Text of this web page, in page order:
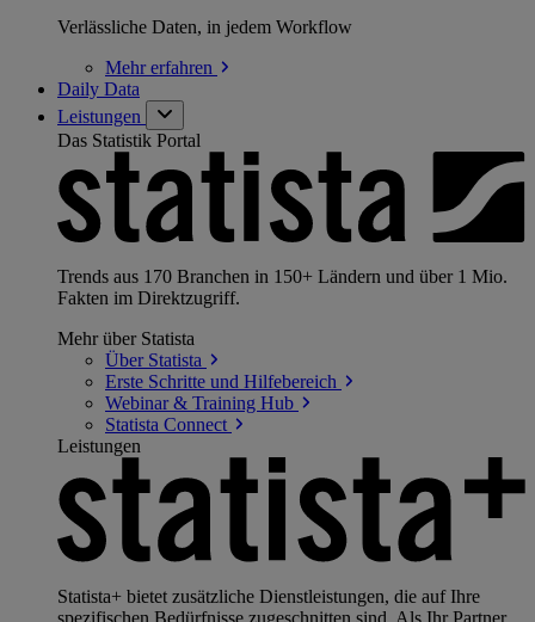
Verlässliche Daten, in jedem Workflow
Mehrerfahren
Daily Data
Leistungen
Das Statistik Portal
Trends aus 170 Branchen in 150+ Ländern und über 1 Mio.
Fakten im Direktzugriff.
Mehr über Statista
Über Statista
Erste Schritte und Hilfebereich
Webinar & Training Hub
Statista Connect
Leistungen
Statista+ bietet zusätzliche Dienstleistungen, die auf Ihre
spezifischen Bedürfnisse zugeschnitten sind. Als Ihr Partner